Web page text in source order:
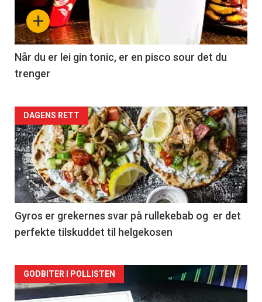
+
Når du er lei gin tonic, er en pisco sour det du
trenger
Forsiden
akkurat
nå
-
2
DAGENS RETT
Gyros er grekernes svar på rullekebab og er det
perfekte tilskuddet til helgekosen
Forsiden
GODBITER I POLLISTEN